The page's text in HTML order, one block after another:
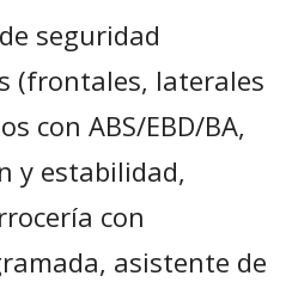
seguridad
(frontales, laterales
con ABS/EBD/BA,
y estabilidad,
con
asistente de